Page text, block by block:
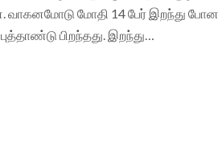
வாகனமோடு மோதி 14 பேர் இறந்து
புத்தாண்டு பிறந்தது. இறந்து…